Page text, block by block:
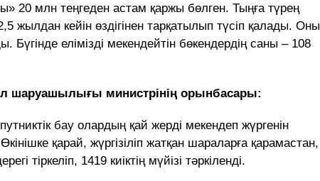
20 млн теңгеден астам қаржы бөлген. Тыңға түрең
жылдан кейін өздігінен тарқатылып түсіп қалады. Оны
Бүгінде елімізді мекендейтін бөкендердің саны – 108
шаруашылығы министрінің орынбасары:
бау олардың қай жерді мекендеп жүргенін
қарай, жүргізіліп жатқан шараларға қарамастан,
тіркеліп, 1419 киіктің мүйізі тәркіленді.